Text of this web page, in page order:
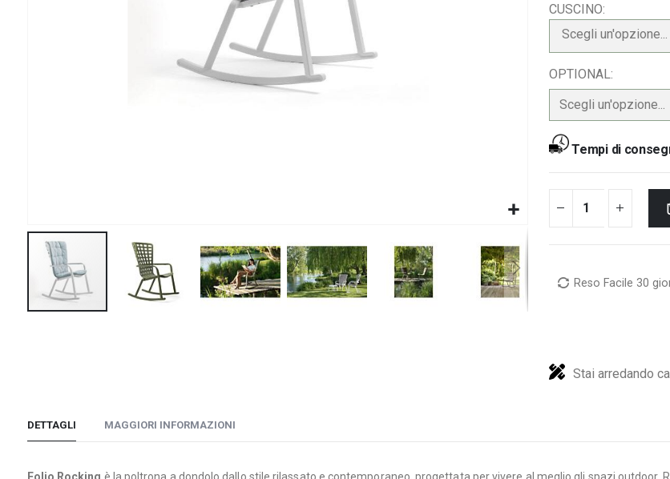
immagini
CUSCINO
Scegli un'opzione...
OPTIONAL
Tempi di
Reso Facile 30
Stai arredando
DETTAGLI
Folio Rocking è la poltrona a dondolo dallo stile rilassato e contemporaneo, progettata per vivere al meglio gli spazi outdoor.
MAGGIORI INFORMAZIONI